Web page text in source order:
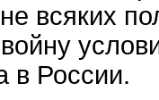
всяких
в России.